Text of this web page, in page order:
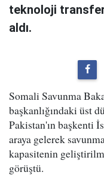
teknoloji
aldı.
Somali Savunma
başkanlığındaki üst
Pakistan'ın başkenti
araya gelerek
kapasitenin
görüştü.